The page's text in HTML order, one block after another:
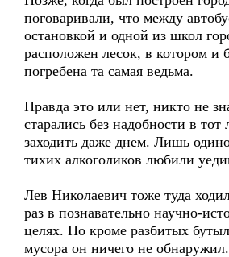
поговаривали, что между
остановкой и одной из школ
расположен лесок, в котором и
погребена та самая ведьма.
Правда это или нет, никто не
старались без надобности в тот
заходить даже днем. Лишь
тихих алкоголиков любили
Лев Николаевич тоже туда
раз в познавательно научно-
целях. Но кроме разбитых
мусора он ничего не